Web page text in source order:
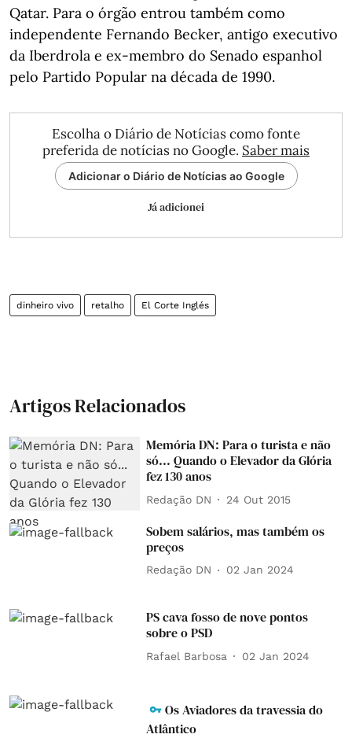
Qatar. Para o órgão entrou também como
independente Fernando Becker, antigo executivo
da Iberdrola e ex-membro do Senado espanhol
pelo Partido Popular na década de 1990.
Escolha o Diário de Notícias como fonte
preferida de notícias no Google. Saber mais
Adicionar o Diário de Notícias ao Google
Já adicionei
dinheiro vivo retalho El Corte Inglés
Artigos Relacionados
Memória DN: Para o turista e não
só... Quando o Elevador da Glória
fez 130 anos
Redação DN 24 Out 2015
Sobem salários, mas também os
preços
Redação DN 02 Jan 2024
PS cava fosso de nove pontos
sobre o PSD
Rafael Barbosa 02 Jan 2024
Os Aviadores da travessia do
Atlântico